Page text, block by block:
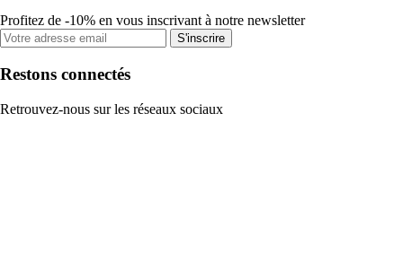
Profitez de -10% en vous inscrivant à notre newsletter
S'inscrire
Restons connectés
Retrouvez-nous sur les réseaux sociaux